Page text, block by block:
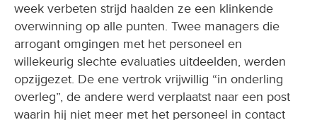
week verbeten strijd haalden ze een klinkende
overwinning op alle punten. Twee managers die
arrogant omgingen met het personeel en
willekeurig slechte evaluaties uitdeelden, werden
opzijgezet. De ene vertrok vrijwillig “in onderling
overleg”, de andere werd verplaatst naar een post
waarin hij niet meer met het personeel in contact